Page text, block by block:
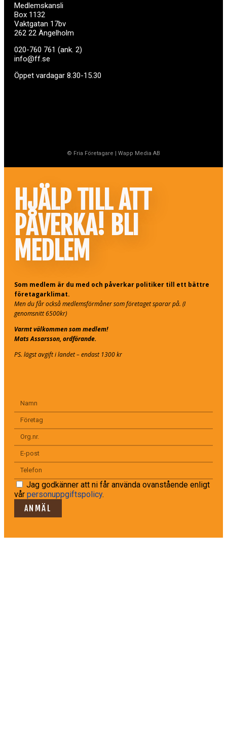
Medlemskansli
Box 1132
Vaktgatan 17bv
262 22 Ängelholm
020-760 761 (ank. 2)
info@ff.se
Öppet vardagar 8.30-15.30
© Fria Företagare | Wapp Media AB
HJÄLP TILL ATT
PÅVERKA! BLI
MEDLEM
Som medlem är du med och påverkar politiker till ett bättre
företagarklimat.
Men du får också medlemsförmåner som företaget sparar på. (I
genomsnitt 6500kr)
Varmt välkommen som medlem!
Mats Assarsson, ordförande.
PS. lägst avgift i landet – endast 1300 kr
Jag godkänner att ni får använda ovanstående enligt
vår personuppgiftspolicy.
ANMÄL